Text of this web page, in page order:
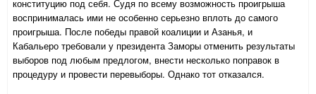
конституцию под себя. Судя по всему возможность проигрыша
воспринималась ими не особенно серьезно вплоть до самого
проигрыша. После победы правой коалиции и Азанья, и
Кабальеро требовали у президента Заморы отменить результаты
выборов под любым предлогом, внести несколько поправок в
процедуру и провести перевыборы. Однако тот отказался.